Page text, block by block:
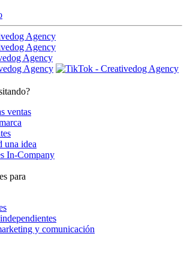
ventas
una idea
In-Company
para
y comunicación